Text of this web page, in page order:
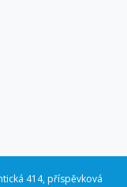
414, příspěvková